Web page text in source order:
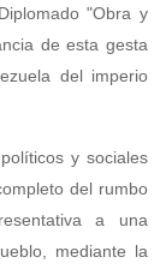
"Obra y
de esta gesta
del imperio
y sociales
del rumbo
a una
mediante la